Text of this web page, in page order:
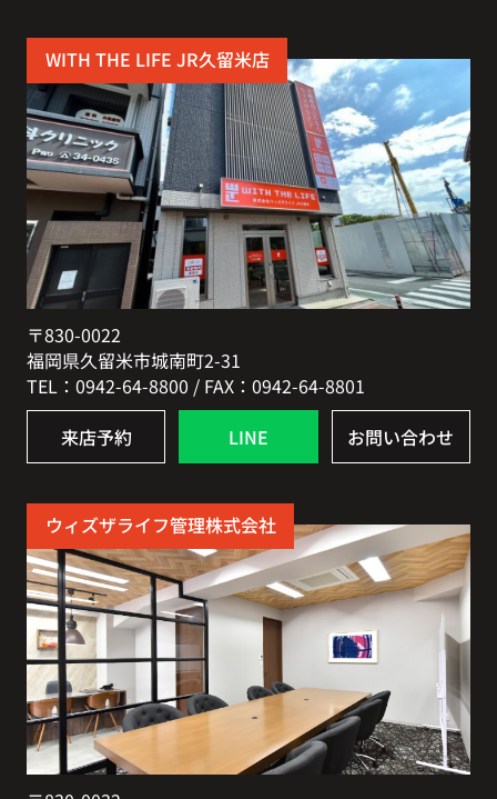
WITH THE LIFE JR久留米店
〒830-0022
福岡県久留米市城南町2-31
TEL：0942-64-8800 / FAX：0942-64-8801
来店予約 LINE お問い合わせ
ウィズザライフ管理株式会社